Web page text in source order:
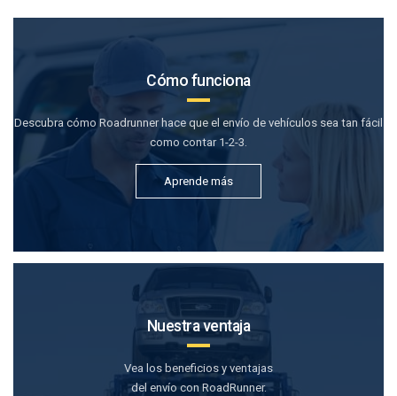
Cómo funciona
Descubra cómo Roadrunner hace que el envío de vehículos sea tan fácil
como contar 1-2-3.
Aprende más
Nuestra ventaja
Vea los beneficios y ventajas
del envío con RoadRunner.